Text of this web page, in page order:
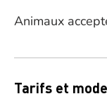
Animaux
Tarifs et